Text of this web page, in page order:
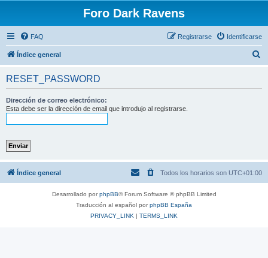
Foro Dark Ravens
FAQ Identificarse
Registrarse
Índice general
RESET_PASSWORD
Dirección de correo electrónico:
Esta debe ser la dirección de email que introdujo al registrarse.
Índice general Todos los horarios son UTC+01:00
Desarrollado porphpBB® Forum Software © phpBB Limited
Traducción al español porphpBB España
PRIVACY_LINK | TERMS_LINK